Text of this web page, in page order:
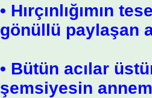
• Hırçınlığımın
gönüllü paylaşan
• Bütün acılar
şemsiyesin